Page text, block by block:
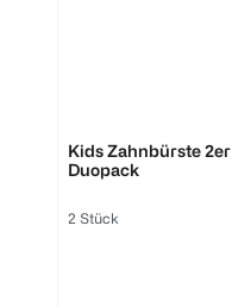
Kids Zahnbürste 2er
Duopack
2 Stück